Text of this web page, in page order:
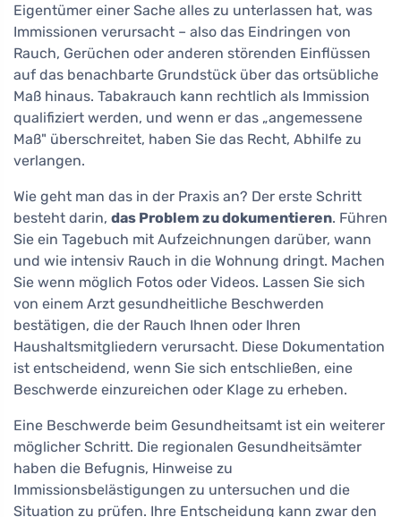
Eigentümer einer Sache alles zu unterlassen hat, was
Immissionen verursacht – also das Eindringen von
Rauch, Gerüchen oder anderen störenden Einflüssen
auf das benachbarte Grundstück über das ortsübliche
Maß hinaus. Tabakrauch kann rechtlich als Immission
qualifiziert werden, und wenn er das „angemessene
Maß" überschreitet, haben Sie das Recht, Abhilfe zu
verlangen.
Wie geht man das in der Praxis an? Der erste Schritt
besteht darin, das Problem zu dokumentieren. Führen
Sie ein Tagebuch mit Aufzeichnungen darüber, wann
und wie intensiv Rauch in die Wohnung dringt. Machen
Sie wenn möglich Fotos oder Videos. Lassen Sie sich
von einem Arzt gesundheitliche Beschwerden
bestätigen, die der Rauch Ihnen oder Ihren
Haushaltsmitgliedern verursacht. Diese Dokumentation
ist entscheidend, wenn Sie sich entschließen, eine
Beschwerde einzureichen oder Klage zu erheben.
Eine Beschwerde beim Gesundheitsamt ist ein weiterer
möglicher Schritt. Die regionalen Gesundheitsämter
haben die Befugnis, Hinweise zu
Immissionsbelästigungen zu untersuchen und die
Situation zu prüfen. Ihre Entscheidung kann zwar den